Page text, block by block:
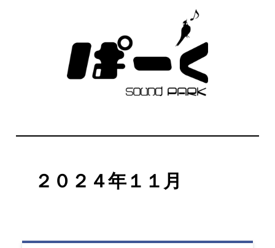
２０２４年１１月